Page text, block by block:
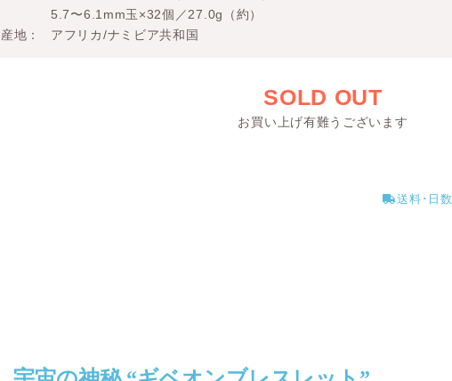
5.7〜6.1mm玉×32個／27.0g（約）
産地
アフリカ/ナミビア共和国
SOLD OUT
お買い上げ有難うございます
送料･日数